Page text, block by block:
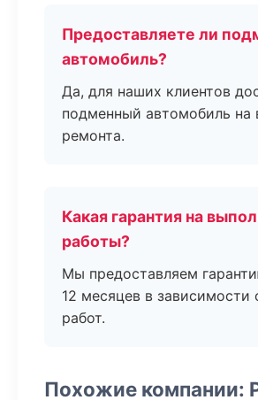
Предоставляете ли
автомобиль?
Да, для наших клиентов
подменный автомобиль на
ремонта.
Какая гарантия на
работы?
Мы предоставляем
12 месяцев в зависимости
работ.
Похожие компании: